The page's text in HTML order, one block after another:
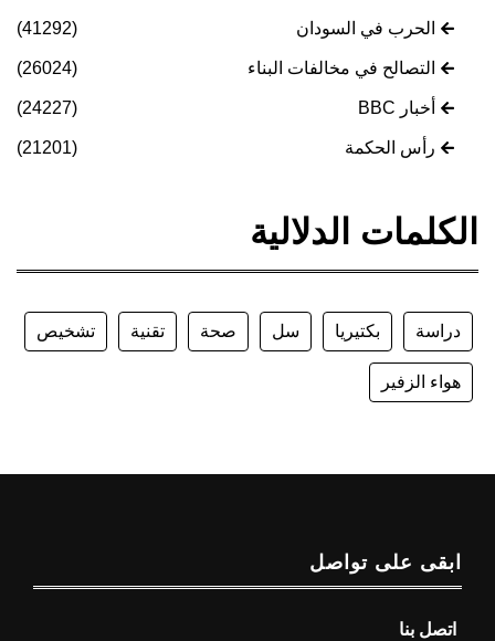
الحرب في السودان (41292)
التصالح في مخالفات البناء (26024)
أخبار BBC (24227)
رأس الحكمة (21201)
الكلمات الدلالية
دراسة بكتيريا سل صحة تقنية تشخيص
هواء الزفير
ابقى على تواصل
اتصل بنا